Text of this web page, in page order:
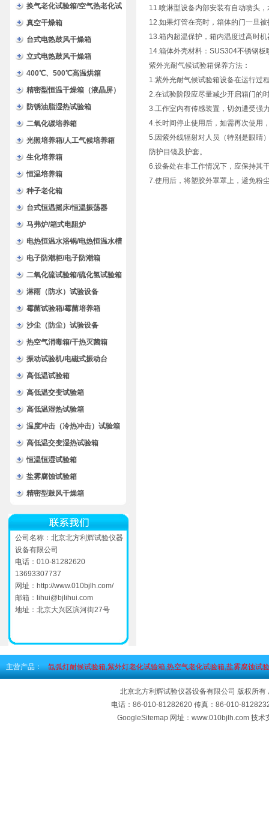
换气老化试验箱/空气热老化试
验箱
真空干燥箱
台式电热鼓风干燥箱
立式电热鼓风干燥箱
400℃、500℃高温烘箱
精密型恒温干燥箱（液晶屏）
防锈油脂湿热试验箱
二氧化碳培养箱
光照培养箱/人工气候培养箱
生化培养箱
恒温培养箱
种子老化箱
台式恒温摇床/恒温振荡器
马弗炉/箱式电阻炉
电热恒温水浴锅/电热恒温水槽
电子防潮柜/电子防潮箱
二氧化硫试验箱/硫化氢试验箱
淋雨（防水）试验设备
霉菌试验箱/霉菌培养箱
沙尘（防尘）试验设备
热空气消毒箱/干热灭菌箱
振动试验机/电磁式振动台
高低温试验箱
高低温交变试验箱
高低温湿热试验箱
温度冲击（冷热冲击）试验箱
高低温交变湿热试验箱
恒温恒湿试验箱
盐雾腐蚀试验箱
精密型鼓风干燥箱
公司名称：北京北方利辉试验仪器
设备有限公司
电话：010-81282620
13693307737
网址： http://www.010bjlh.com/
邮箱： lihui@bjlihui.com
地址：北京大兴区滨河街27号
11.喷淋型设备内部安装有自动喷头
12.如果灯管在亮时，箱体的门一旦
13.箱内超温保护，箱内温度过高时
14.箱体外壳材料：SUS304不锈钢板
紫外光耐气候试验箱保养方法：
1.紫外光耐气候试验箱设备在运行过
2.在试验阶段应尽量减少开启箱门的
3.工作室内有传感装置，切勿遭受强
4.长时间停止使用后，如需再次使用
5.因紫外线辐射对人员（特别是眼睛
防护目镜及护套。
6.设备处在非工作情况下，应保持其
7.使用后，将塑胶外罩罩上，避免粉
主营产品： 氙弧灯耐候试验箱,紫外灯老化试验箱,热空气老化试验箱,盐雾腐蚀试
北京北方利辉试验仪器设备有限公司 版权所有
电话：86-010-81282620 传真：86-010-
GoogleSitemap 网址：www.010bjlh.com 技